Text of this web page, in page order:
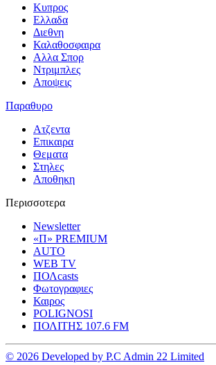
Κυπρος
Ελλαδα
Διεθνη
Καλαθοσφαιρα
Αλλα Σπορ
Ντριμπλες
Αποψεις
Παραθυρο
Ατζεντα
Επικαιρα
Θεματα
Στηλες
Αποθηκη
Περισσοτερα
Newsletter
«Π» PREMIUM
AUTO
WEB TV
ΠΟΛcasts
Φωτογραφιες
Καιρος
POLIGNOSI
ΠΟΛΙΤΗΣ 107.6 FM
© 2026 Developed by P.C Admin 22 Limited